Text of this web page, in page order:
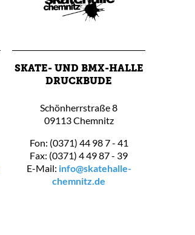
SKATE- UND BMX-HALLE
DRUCKBUDE
Schönherrstraße 8
09113 Chemnitz
Fon: (0371) 44 98 7 - 41
Fax: (0371) 4 49 87 - 39
E-Mail: info@skatehalle-
chemnitz.de